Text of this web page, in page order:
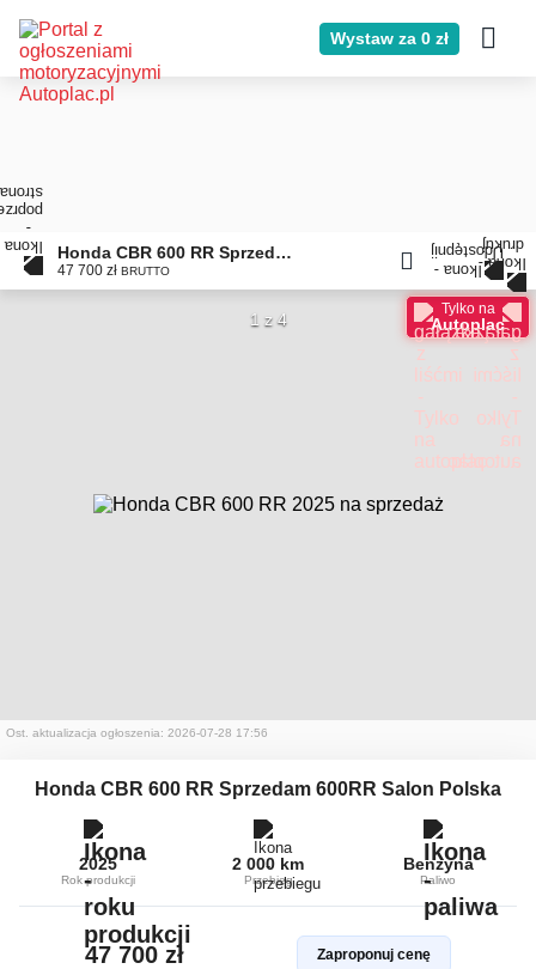
Wystaw za 0 zł
Honda CBR 600 RR Sprzedam 600RR Salon Polska
47 700 zł BRUTTO
1 z 4
Tylko na
Autoplac
Ost. aktualizacja ogłoszenia: 2026-07-28 17:56
Honda CBR 600 RR Sprzedam 600RR Salon Polska
2025
Rok produkcji
2 000 km
Przebieg
Benzyna
Paliwo
47 700 zł Zaproponuj cenę